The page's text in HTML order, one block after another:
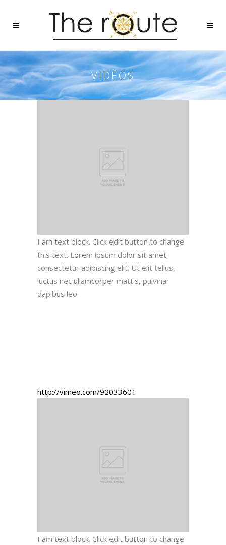
VIDÉOS
I am text block. Click edit button to change
this text. Lorem ipsum dolor sit amet,
consectetur adipiscing elit. Ut elit tellus,
luctus nec ullamcorper mattis, pulvinar
dapibus leo.
http://vimeo.com/92033601
I am text block. Click edit button to change